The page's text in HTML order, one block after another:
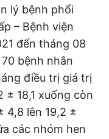
lý bệnh phổi
– Bệnh viện
đến tháng 08
bệnh nhân
điều trị giá trị
± 18,1 xuống còn
4,8 lên 19,2 ±
các nhóm hen